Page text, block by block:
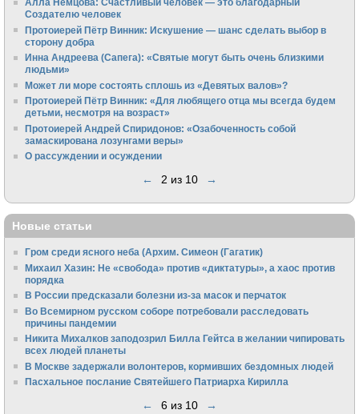
Создателю человек
Протоиерей Пётр Винник: Искушение — шанс сделать выбор в
сторону добра
Инна Андреева (Сапега): «Святые могут быть очень близкими
людьми»
Может ли море состоять сплошь из «Девятых валов»?
Протоиерей Пётр Винник: «Для любящего отца мы всегда будем
детьми, несмотря на возраст»
Протоиерей Андрей Спиридонов: «Озабоченность собой
замаскирована лозунгами веры»
О рассуждении и осуждении
← 2 из 10 →
Новые статьи
Гром среди ясного неба (Архим. Симеон (Гагатик)
Михаил Хазин: Не «свобода» против «диктатуры», а хаос против
порядка
В России предсказали болезни из-за масок и перчаток
Во Всемирном русском соборе потребовали расследовать
причины пандемии
Никита Михалков заподозрил Билла Гейтса в желании чипировать
всех людей планеты
В Москве задержали волонтеров, кормивших бездомных людей
Пасхальное послание Святейшего Патриарха Кирилла
← 6 из 10 →